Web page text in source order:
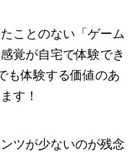
ことのない「ゲーム
覚が自宅で体験でき
も体験する価値のあ
す！
ツが少ないのが残念